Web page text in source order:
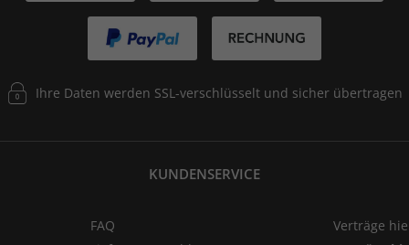
Ihre Daten werden SSL-verschlüsselt und sicher übertragen
KUNDENSERVICE
FAQ
Verträge